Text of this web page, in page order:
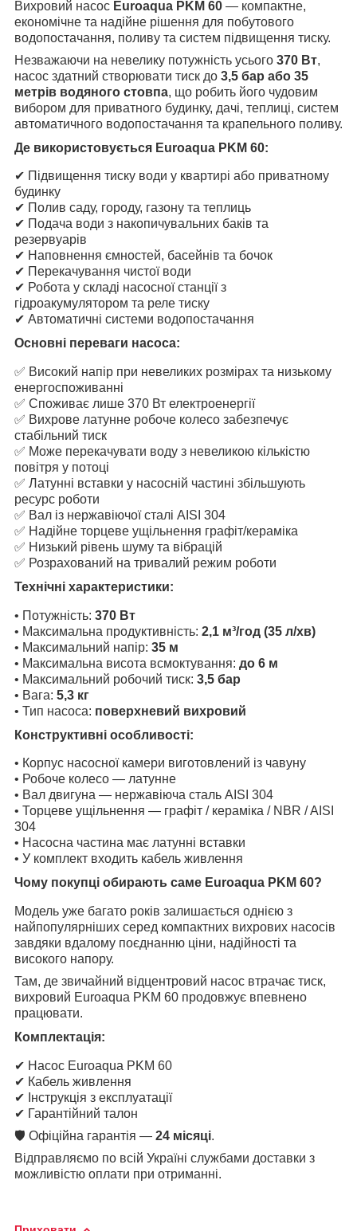
Вихровий насос Euroaqua PKM 60 — компактне,
економічне та надійне рішення для побутового
водопостачання, поливу та систем підвищення тиску.
Незважаючи на невелику потужність усього 370 Вт,
насос здатний створювати тиск до 3,5 бар або 35
метрів водяного стовпа, що робить його чудовим
вибором для приватного будинку, дачі, теплиці, систем
автоматичного водопостачання та крапельного поливу.
Де використовується Euroaqua PKM 60:
✔ Підвищення тиску води у квартирі або приватному
будинку
✔ Полив саду, городу, газону та теплиць
✔ Подача води з накопичувальних баків та
резервуарів
✔ Наповнення ємностей, басейнів та бочок
✔ Перекачування чистої води
✔ Робота у складі насосної станції з
гідроакумулятором та реле тиску
✔ Автоматичні системи водопостачання
Основні переваги насоса:
✅ Високий напір при невеликих розмірах та низькому
енергоспоживанні
✅ Споживає лише 370 Вт електроенергії
✅ Вихрове латунне робоче колесо забезпечує
стабільний тиск
✅ Може перекачувати воду з невеликою кількістю
повітря у потоці
✅ Латунні вставки у насосній частині збільшують
ресурс роботи
✅ Вал із нержавіючої сталі AISI 304
✅ Надійне торцеве ущільнення графіт/кераміка
✅ Низький рівень шуму та вібрацій
✅ Розрахований на тривалий режим роботи
Технічні характеристики:
• Потужність: 370 Вт
• Максимальна продуктивність: 2,1 м³/год (35 л/хв)
• Максимальний напір: 35 м
• Максимальна висота всмоктування: до 6 м
• Максимальний робочий тиск: 3,5 бар
• Вага: 5,3 кг
• Тип насоса: поверхневий вихровий
Конструктивні особливості:
• Корпус насосної камери виготовлений із чавуну
• Робоче колесо — латунне
• Вал двигуна — нержавіюча сталь AISI 304
• Торцеве ущільнення — графіт / кераміка / NBR / AISI
304
• Насосна частина має латунні вставки
• У комплект входить кабель живлення
Чому покупці обирають саме Euroaqua PKM 60?
Модель уже багато років залишається однією з
найпопулярніших серед компактних вихрових насосів
завдяки вдалому поєднанню ціни, надійності та
високого напору.
Там, де звичайний відцентровий насос втрачає тиск,
вихровий Euroaqua PKM 60 продовжує впевнено
працювати.
Комплектація:
✔ Насос Euroaqua PKM 60
✔ Кабель живлення
✔ Інструкція з експлуатації
✔ Гарантійний талон
🛡 Офіційна гарантія — 24 місяці.
Відправляємо по всій Україні службами доставки з
можливістю оплати при отриманні.